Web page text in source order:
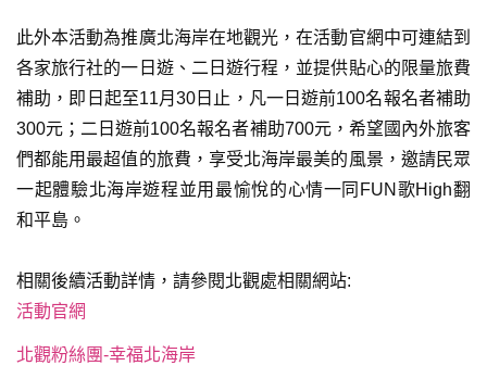
此外本活動為推廣北海岸在地觀光，在活動官網中可連結到
各家旅行社的一日遊、二日遊行程，並提供貼心的限量旅費
補助，即日起至11月30日止，凡一日遊前100名報名者補助
300元；二日遊前100名報名者補助700元，希望國內外旅客
們都能用最超值的旅費，享受北海岸最美的風景，邀請民眾
一起體驗北海岸遊程並用最愉悅的心情一同FUN歌High翻
和平島。
相關後續活動詳情，請參閱北觀處相關網站:
活動官網
北觀粉絲團-幸福北海岸